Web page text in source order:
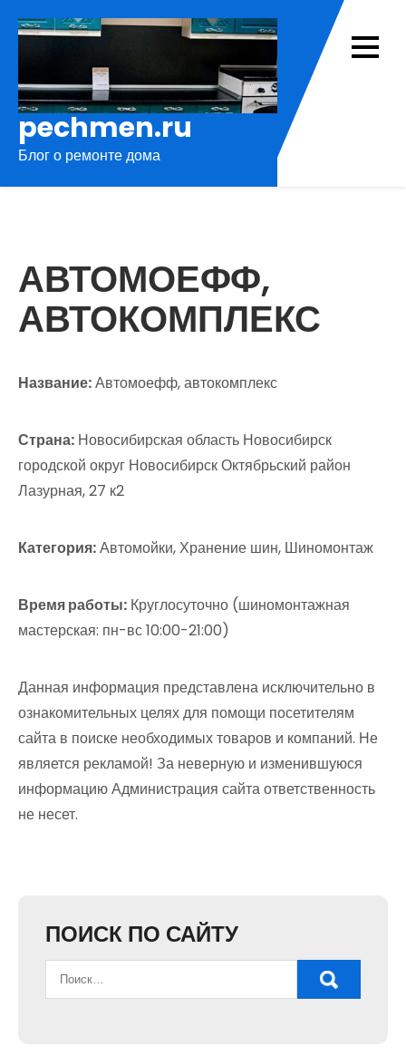
pechmen.ru
Блог о ремонте дома
АВТОМОЕФФ,
АВТОКОМПЛЕКС
Название:Автомоефф, автокомплекс
Страна: Новосибирская область Новосибирск
городской округ Новосибирск Октябрьский район
Лазурная, 27 к2
Категория:Автомойки, Хранение шин, Шиномонтаж
Время работы: Круглосуточно (шиномонтажная
мастерская: пн-вс 10:00-21:00)
Данная информация представлена исключительно в
ознакомительных целях для помощи посетителям
сайта в поиске необходимых товаров и компаний. Не
является рекламой! За неверную и изменившуюся
информацию Администрация сайта ответственность
не несет.
ПОИСК ПО САЙТУ